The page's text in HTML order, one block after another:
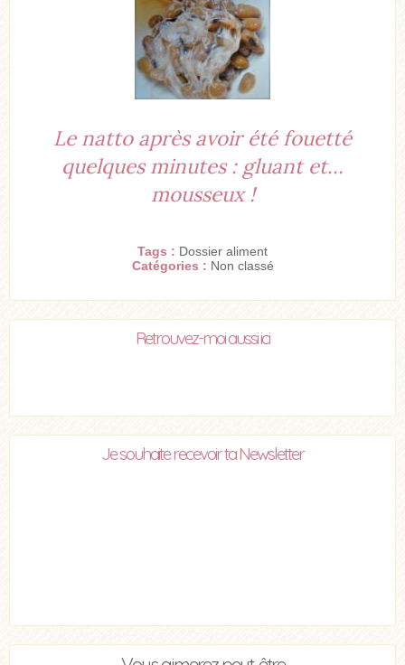
Le natto après avoir été fouetté
quelques minutes : gluant et…
mousseux !
Tags : Dossier aliment
Catégories : Non classé
Retrouvez-moi aussi ici
Je souhaite recevoir ta Newsletter